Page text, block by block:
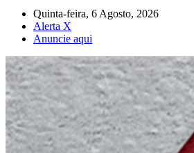
Quinta-feira, 6 Agosto, 2026
Alerta X
Anuncie aqui